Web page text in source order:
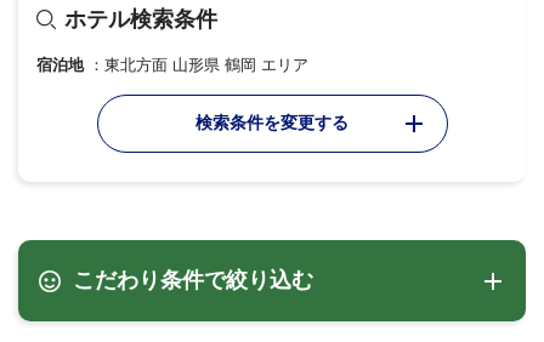
ホテル検索条件
宿泊地 東北方面 山形県 鶴岡 エリア
検索条件を変更する
こだわり条件で絞り込む